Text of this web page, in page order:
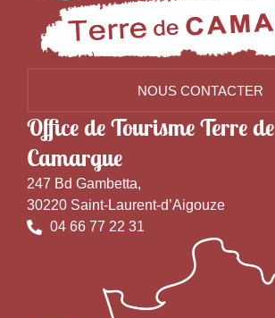
NOUS CONTACTER
Office de Tourisme Terre de
Camargue
247 Bd Gambetta,
30220 Saint-Laurent-d’Aigouze
04 66 77 22 31